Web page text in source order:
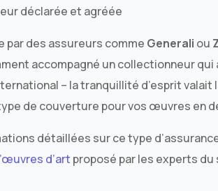
déclarée et agréée
par des assureurs comme Generali ou
accompagné un collectionneur
– la tranquillité d’esprit
de couverture pour vos œuvres en
détaillées sur ce type
d’art proposé par les experts du